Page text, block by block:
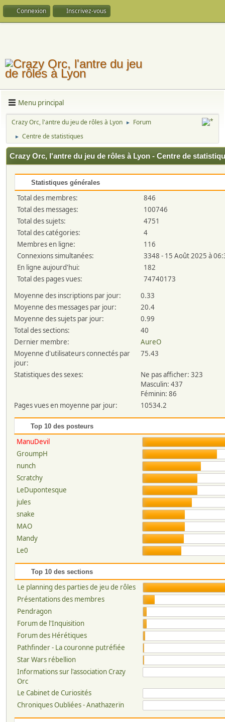
Connexion Inscrivez-vous
Menu principal
Crazy Orc, l'antre du jeu de rôles à Lyon ► Forum
► Centre de statistiques
Crazy Orc, l'antre du jeu de rôles à Lyon - Centre de
Statistiques générales
Total des membres:
846
Total des messages:
100746
Total des sujets:
4751
Total des catégories:
4
Membres en ligne:
116
Connexions simultanées:
3348 - 15 Août 2025 à
En ligne aujourd'hui:
182
Total des pages vues:
74740173
Moyenne des inscriptions par jour:
0.33
Moyenne des messages par jour:
20.4
Moyenne des sujets par jour:
0.99
Total des sections:
40
Dernier membre:
AureO
Moyenne d'utilisateurs connectés par
jour:
75.43
Statistiques des sexes:
Ne pas afficher: 323
Masculin: 437
Féminin: 86
Pages vues en moyenne par jour:
10534.2
Top 10 des posteurs
ManuDevil
GroumpH
nunch
Scratchy
LeDupontesque
jules
snake
MAO
Mandy
Le0
Top 10 des sections
Le planning des parties de jeu de rôles
Présentations des membres
Pendragon
Forum de l'Inquisition
Forum des Hérétiques
Pathfinder - La couronne putréfiée
Star Wars rébellion
Informations sur l'association Crazy
Orc
Le Cabinet de Curiosités
Chroniques Oubliées - Anathazerïn